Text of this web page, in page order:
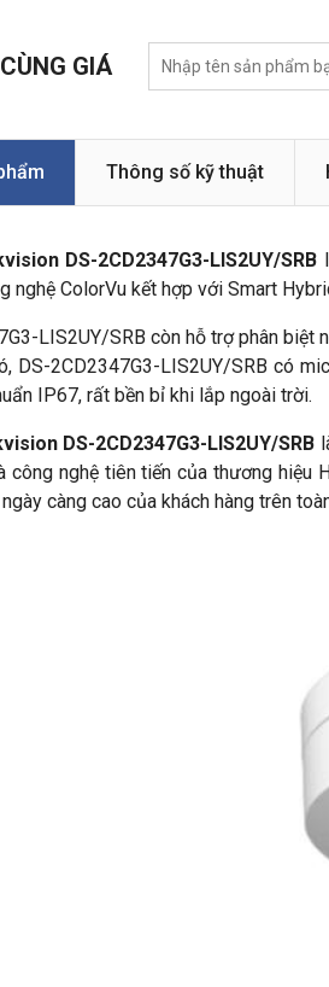
GIÁ
Thông số kỹ thuật
DS-2CD2347G3-LIS2UY/SRB
nghệ ColorVu kết hợp với Smart
LIS2UY/SRB còn hỗ trợ phân biệt
DS-2CD2347G3-LIS2UY/SRB có
IP67, rất bền bỉ khi lắp ngoài trời.
DS-2CD2347G3-LIS2UY/SRB
công nghệ tiên tiến của thương hiệu
càng cao của khách hàng trên